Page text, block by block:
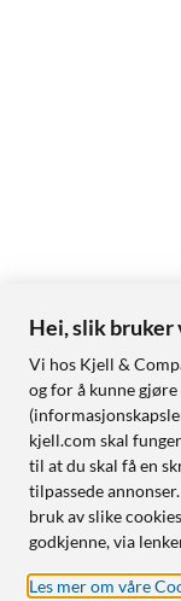
Hei, slik bruker
Vi hos Kjell &
og for å kunne
kjell.com skal
til at du skal få en
tilpassede
bruk av slike
godkjenne, via
Les mer om våre